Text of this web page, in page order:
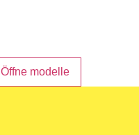
Öffne modelle